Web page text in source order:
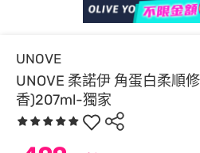
UNOVE
UNOVE 柔諾伊 角蛋白柔順
香)207ml-獨家